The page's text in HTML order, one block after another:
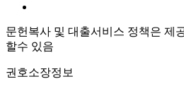
문헌복사 및 대출서비스 정책은 제
할수 있음
권호소장정보